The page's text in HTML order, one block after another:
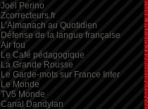
Joël Perino
Zcorrecteurs.fr
L’Almanach au Quotidien
Défense de la langue française
Air fou
Le Café pédagogique
La Grande Rousse
Le Garde-mots sur France Inter
Le Monde
TV5 Monde
Canal Dandylan